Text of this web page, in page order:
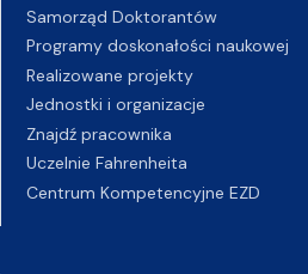
Samorząd Doktorantów
Programy doskonałości naukowej
Realizowane projekty
Jednostki i organizacje
Znajdź pracownika
Uczelnie Fahrenheita
Centrum Kompetencyjne EZD